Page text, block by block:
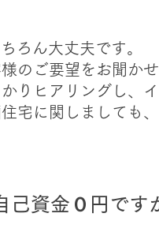
ちろん大丈夫です。
のご要望をお聞か
かりヒアリングし、
宅に関しましても
己資金０円です